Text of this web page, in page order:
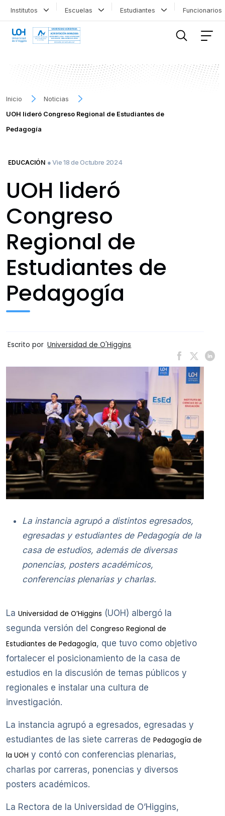
Institutos Escuelas Estudiantes
Inicio
Noticias
UOH lideró Congreso Regional de Estudiantes de
Pedagogía
EDUCACIÓN ● Vie 18 de Octubre 2024
UOH lideró
Congreso
Regional de
Estudiantes de
Pedagogía
Escrito por Universidad de O'Higgins
La instancia agrupó a distintos egresados,
egresadas y estudiantes de Pedagogía de la
casa de estudios, además de diversas
ponencias, posters académicos,
conferencias plenarias y charlas.
La Universidad de O’Higgins (UOH) albergó la
segunda versión del Congreso Regional de
Estudiantes de Pedagogía, que tuvo como objetivo
fortalecer el posicionamiento de la casa de
estudios en la discusión de temas públicos y
regionales e instalar una cultura de
investigación.
La instancia agrupó a egresados, egresadas y
estudiantes de las siete carreras de Pedagogía de
la UOH y contó con conferencias plenarias,
charlas por carreras, ponencias y diversos
posters académicos.
La Rectora de la Universidad de O’Higgins,